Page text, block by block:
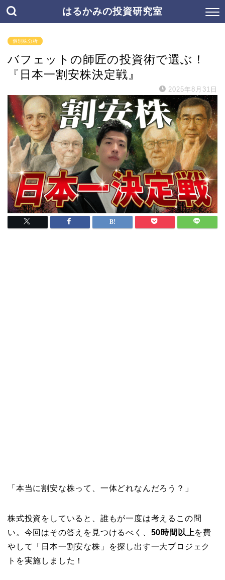
はるかみの投資研究室
個別株分析
バフェットの師匠の投資術で選ぶ！
『日本一割安株決定戦』
2025年8月31日
「本当に割安な株って、一体どれなんだろう？」
株式投資をしていると、誰もが一度は考えるこの問
い。今回はその答えを見つけるべく、 50時間以上を費
やして「日本一割安な株」を探し出す一大プロジェク
トを実施しました！